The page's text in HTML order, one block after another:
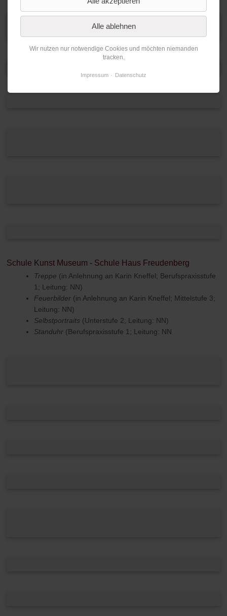
Schule Kunst Museum - Schule Haus Freudenberg
Treppe (in Anlehnung an Karin Kneffel; Berufspraxisstufe
1; Leitung: NN)
Feuerbilder (in Anlehnung an Karin Kneffel; Mittelstufe 3;
Leitung: NN)
Selbstportraits (Unterstufe 2; Leitung: NN)
Standuhr (Berufspraxisstufe 1; Leitung: NN
Alle ablehnen
Wir nutzen nur notwendige Cookies und möchten niemanden
tracken.
Impressum Datenschutz